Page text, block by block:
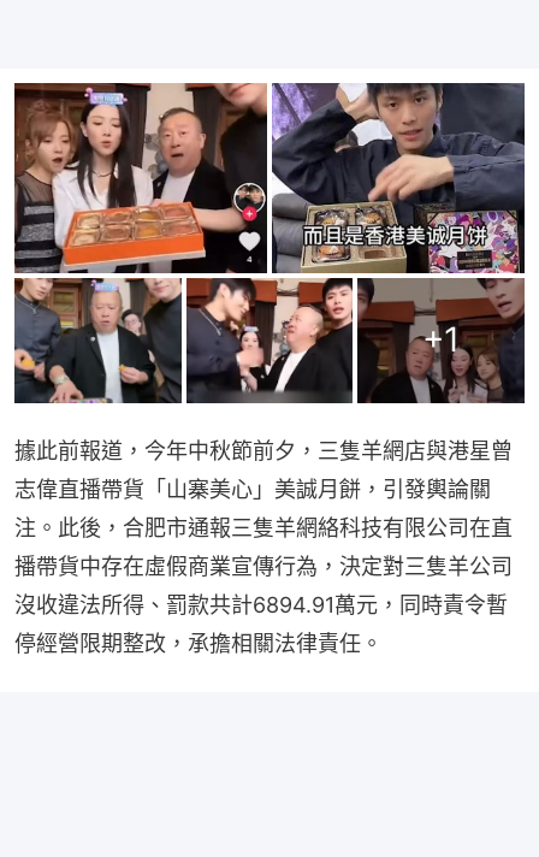
+1
據此前報道，今年中秋節前夕，三隻羊網店與港星曾
志偉直播帶貨「山寨美心」美誠月餅，引發輿論關
注。此後，合肥市通報三隻羊網絡科技有限公司在直
播帶貨中存在虛假商業宣傳行為，決定對三隻羊公司
沒收違法所得、罰款共計6894.91萬元，同時責令暫
停經營限期整改，承擔相關法律責任。